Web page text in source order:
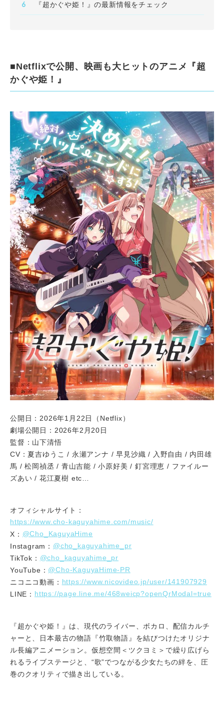
『超かぐや姫！』の最新情報をチェック
■Netflixで公開、映画も⼤ヒットのアニメ『超
かぐや姫！』
公開日：2026年1月22日（Netflix）
劇場公開日：2026年2月20日
監督：山下清悟
CV：夏吉ゆうこ / 永瀬アンナ / 早見沙織 / 入野自由 / 内田雄
馬 / 松岡禎丞 / 青山吉能 / 小原好美 / 釘宮理恵 / ファイルー
ズあい / 花江夏樹 etc…
オフィシャルサイト：
https://www.cho-kaguyahime.com/music/
X： @Cho_KaguyaHime
Instagram： @cho_kaguyahime_pr
TikTok： @cho_kaguyahime_pr
YouTube： @Cho-KaguyaHime-PR
ニコニコ動画： https://www.nicovideo.jp/user/141907929
LINE： https://page.line.me/468weicp?openQrModal=true
『超かぐや姫！』は、現代のライバー、ボカロ、配信カルチ
ャーと、日本最古の物語『竹取物語』を結びつけたオリジナ
ル長編アニメーション。仮想空間＜ツクヨミ＞で繰り広げら
れるライブステージと、“歌”でつながる少女たちの絆を、圧
巻のクオリティで描き出している。